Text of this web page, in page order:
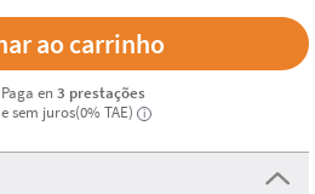
Paga en3 prestações
e sem juros(0% TAE)
i